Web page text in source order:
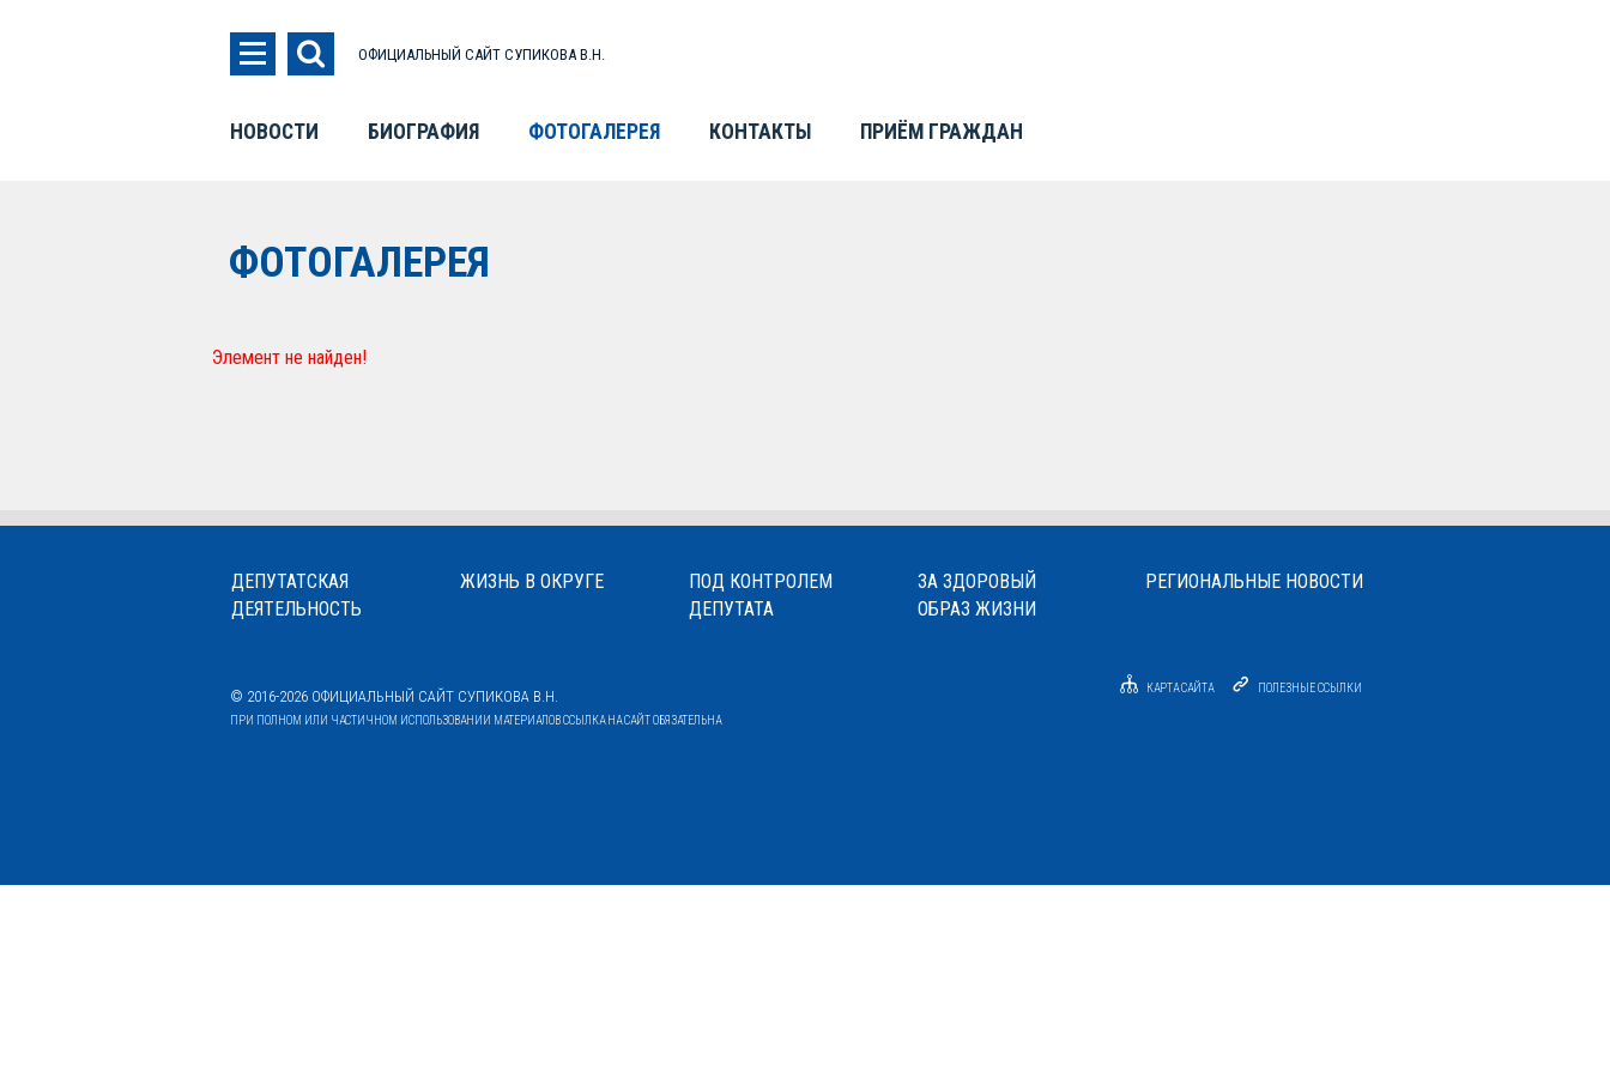
ОФИЦИАЛЬНЫЙ САЙТ СУПИКОВА В.Н.
НОВОСТИ БИОГРАФИЯ ФОТОГАЛЕРЕЯ КОНТАКТЫ ПРИЁМ ГРАЖДАН
ФОТОГАЛЕРЕЯ
Элемент не найден!
ДЕПУТАТСКАЯ
ДЕЯТЕЛЬНОСТЬ
ЖИЗНЬ В ОКРУГЕ
ПОД КОНТРОЛЕМ
ДЕПУТАТА
ЗА ЗДОРОВЫЙ
ОБРАЗ ЖИЗНИ
РЕГИОНАЛЬНЫЕ НОВОСТИ
© 2016-2026 ОФИЦИАЛЬНЫЙ САЙТ СУПИКОВА В.Н.
ПРИ ПОЛНОМ ИЛИ ЧАСТИЧНОМ ИСПОЛЬЗОВАНИИ МАТЕРИАЛОВ ССЫЛКА НА САЙТ ОБЯЗАТЕЛЬНА
КАРТА САЙТА ПОЛЕЗНЫЕ ССЫЛКИ